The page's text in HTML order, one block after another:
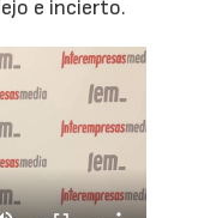
e incierto.